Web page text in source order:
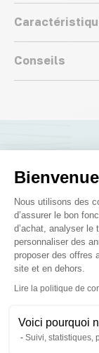
Nous utilisons des
d’assurer le bon
d’achat, analyser
personnaliser des
proposer des offres
site et en dehors.
Lire la politique de
Voici pourquoi
Suivi, statistiques,
Conseils
Ces